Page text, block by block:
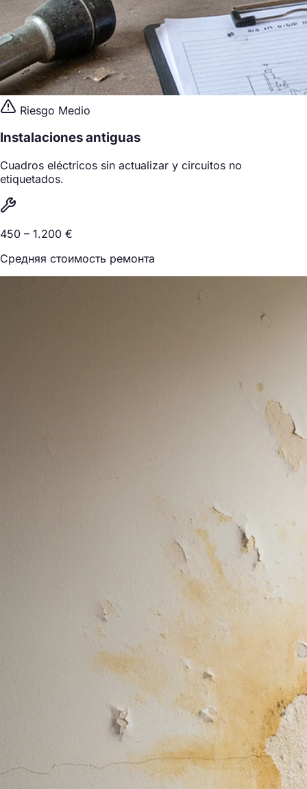
Riesgo Medio
Instalaciones antiguas
Cuadros eléctricos sin actualizar y circuitos no
etiquetados.
450 – 1.200 €
Средняя стоимость ремонта